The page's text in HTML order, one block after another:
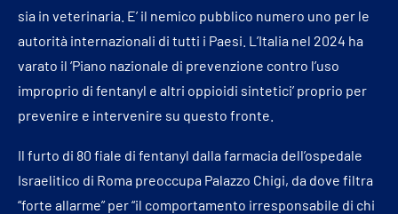
sia in veterinaria. E’ il nemico pubblico numero uno per le
autorità internazionali di tutti i Paesi. L’Italia nel 2024 ha
varato il ‘Piano nazionale di prevenzione contro l’uso
improprio di fentanyl e altri oppioidi sintetici’ proprio per
prevenire e intervenire su questo fronte.
Il furto di 80 fiale di fentanyl dalla farmacia dell’ospedale
Israelitico di Roma preoccupa Palazzo Chigi, da dove filtra
“forte allarme” per “il comportamento irresponsabile di chi